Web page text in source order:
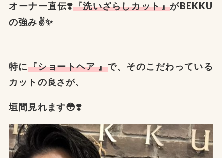
オーナー直伝❣️『洗いざらしカット』がBEKKU
の強み✌️✨
特に『ショートヘア 』で、そのこだわっている
カットの良さが、
垣間見れます😳❣️